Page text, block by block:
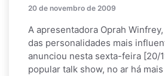
20 de novembro de 2009
A apresentadora Oprah
das personalidades mais
anunciou nesta sexta-feira [20/
popular talk show, no ar há